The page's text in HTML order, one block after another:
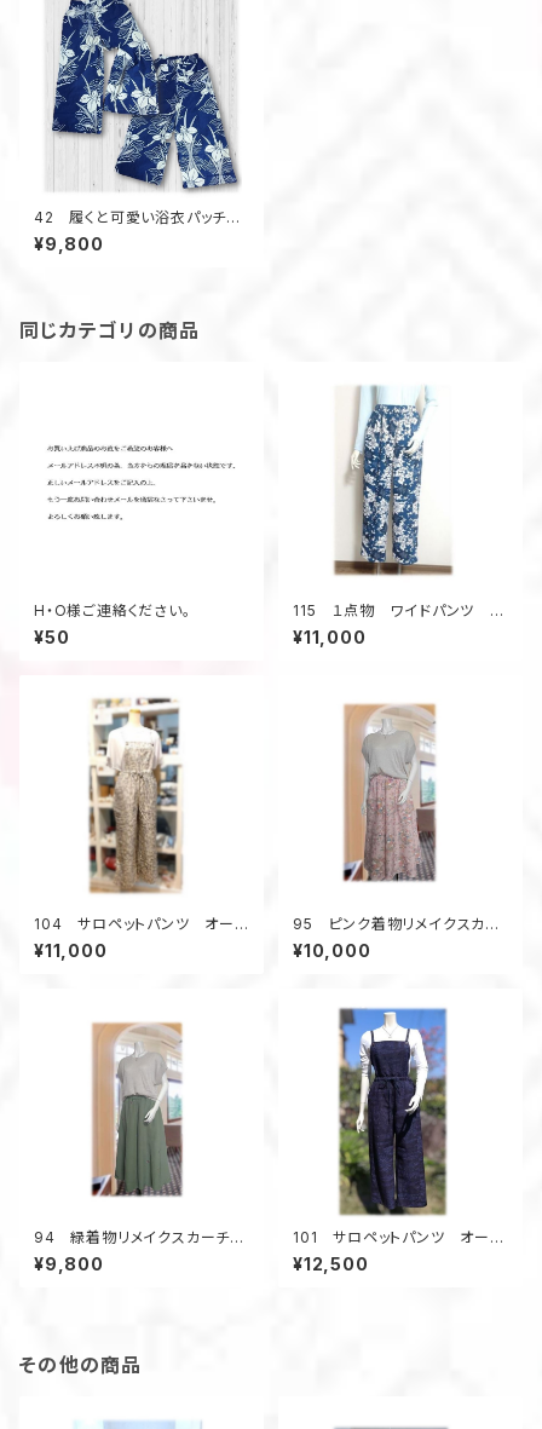
42 履くと可愛い浴衣パッチワ
ークワイドパンツ
¥9,800
同じカテゴリの商品
H・O様ご連絡ください。
¥50
115 １点物 ワイドパンツ 着
物リメイク 青い花柄 ロン
グパンツ テーパードパンツ
¥11,000
104 サロペットパンツ オーバ
ーオール 大島紬着物リメイ
ク ワイドパンツ 白 昭和レ
¥11,000
95 ピンク着物リメイクスカー
チョ（ピンク色）
¥10,000
94 緑着物リメイクスカーチョ
（ウグイス色）
¥9,800
101 サロペットパンツ オーバ
ーオール 紬着物リメイク ワ
イドパンツ バラ 雲
¥12,500
その他の商品